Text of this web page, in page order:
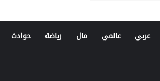
عربي عالمي مال رياضة حوادث